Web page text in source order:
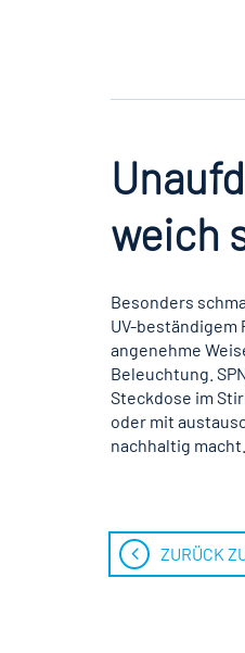
weich
Besonders
UV-beständigem
angenehme
Beleuchtung.
Steckdose im
oder mit
nachhaltig macht.
ZURÜCK